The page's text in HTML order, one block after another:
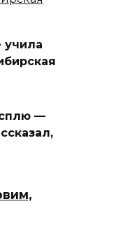
учила
—